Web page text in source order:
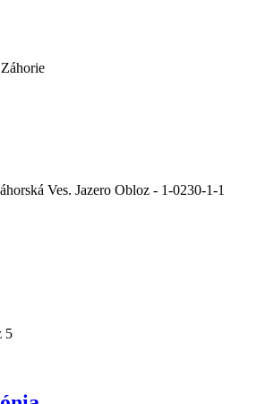
Ves. Jazero Obloz - 1-0230-1-1